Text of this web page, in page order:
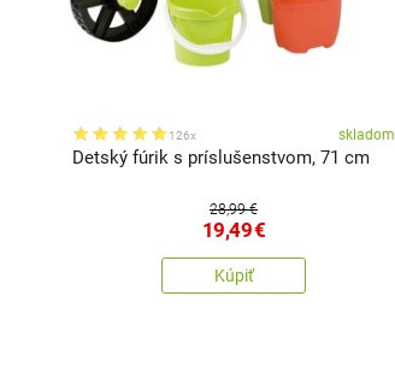
126x skladom
Detský fúrik s príslušenstvom, 71 cm
28,99 €
19,49€
Kúpiť